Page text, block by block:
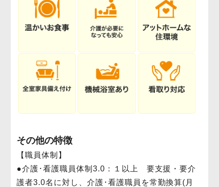
その他の特徴
【職員体制】
●介護･看護職員体制3.0：１以上 要支援・要介
護者3.0名に対し、介護･看護職員を常勤換算(月